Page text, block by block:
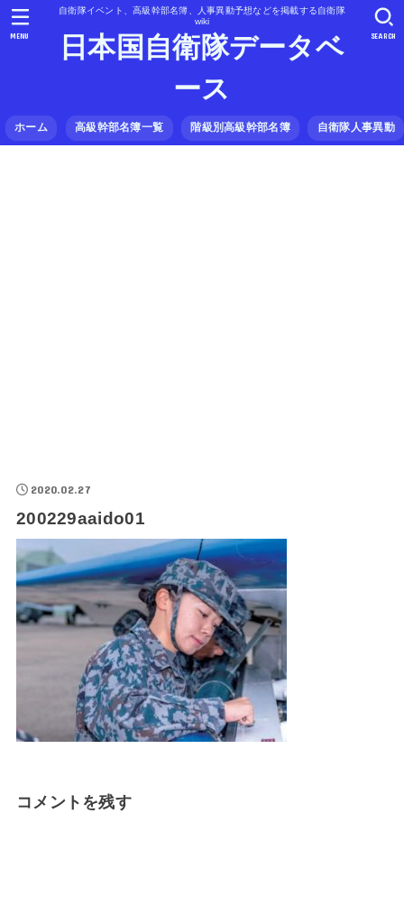
自衛隊イベント、高級幹部名簿、人事異動予想などを掲載する自衛隊
wiki
日本国自衛隊データベ
ース
ホーム 高級幹部名簿一覧 階級別高級幹部名簿 自衛隊人事異動
SEARCH
MENU
2020.02.27
200229aaido01
コメントを残す